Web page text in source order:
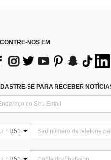
NOS EM
SE PARA RECEBER
+ 351